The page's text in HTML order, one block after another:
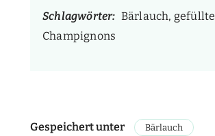
Schlagwörter: Bärlauch, gefüllte
Champignons
Gespeichert unter Bärlauch